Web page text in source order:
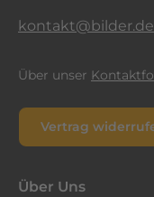
kontakt@bilder.de
Über unser
Vertrag
Über Uns